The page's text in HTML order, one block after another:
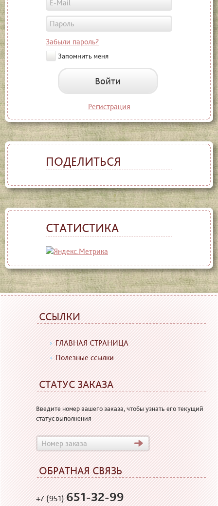
Забыли пароль?
Запомнить меня
Войти
Регистрация
ПОДЕЛИТЬСЯ
СТАТИСТИКА
ССЫЛКИ
ГЛАВНАЯ СТРАНИЦА
Полезные ссылки
СТАТУС ЗАКАЗА
Введите номер вашего заказа, чтобы узнать его текущий
статус выполнения
ОБРАТНАЯ СВЯЗЬ
+7 (951)651-32-99